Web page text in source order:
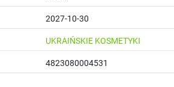
2027-10-30
UKRAIŃSKIE KOSMETYKI
4823080004531